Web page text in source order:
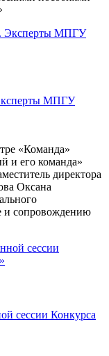
МПГУ
«Команда»
и его команда»
директора
Оксана
и сопровождению
сессии Конкурса